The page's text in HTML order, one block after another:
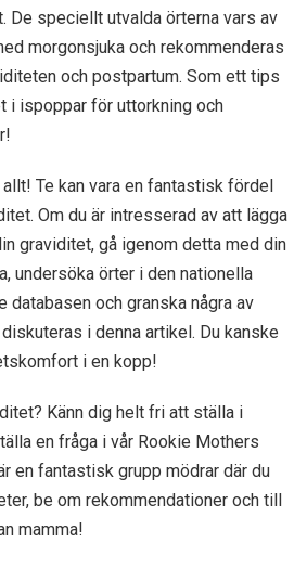
De speciellt utvalda örterna vars av
morgonsjuka och rekommenderas
och postpartum. Som ett tips
i ispoppar för uttorkning och
Te kan vara en fantastisk fördel
Om du är intresserad av att lägga
graviditet, gå igenom detta med din
undersöka örter i den nationella
databasen och granska några av
i denna artikel. Du kanske
i en kopp!
Känn dig helt fri att ställa i
en fråga i vår Rookie Mothers
en fantastisk grupp mödrar där du
be om rekommendationer och till
mamma!